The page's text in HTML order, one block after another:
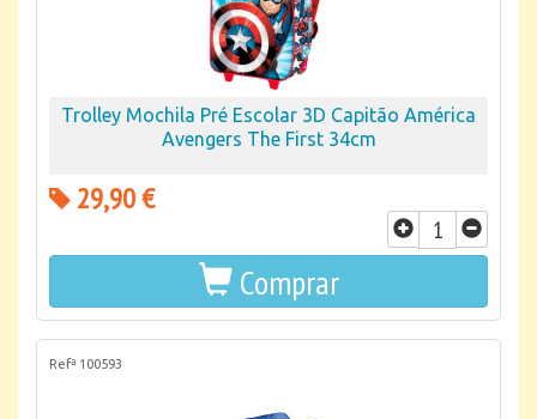
Trolley Mochila Pré Escolar 3D Capitão América
Avengers The First 34cm
29,90 €
Comprar
Refª 100593